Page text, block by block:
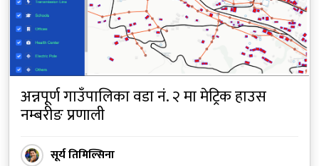
अन्नपूर्ण गाउँपालिका वडा नं. २ मा मेट्रिक हाउस
नम्बरीङ प्रणाली
सूर्य तिमिल्सिना